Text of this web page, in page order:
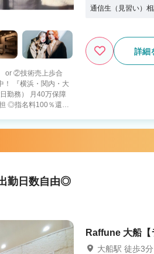
②技術売上歩合
勤務） 月40万保障
トを
もあり過去に多くの
ジしやすい環境で
通信生（見習い）
詳細
勤日数自由◎
Raffune 大船【
大船駅 徒歩3分